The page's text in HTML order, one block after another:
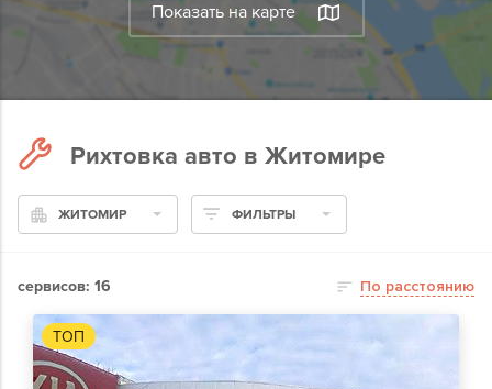
Показать на карте
Рихтовка авто в Житомире
ЖИТОМИР ФИЛЬТРЫ
сервисов: 16 По расстоянию
ТОП